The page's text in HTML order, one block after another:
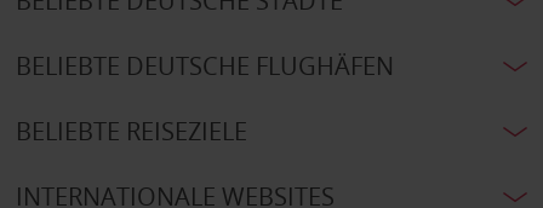
BELIEBTE DEUTSCHE FLUGHÄFEN
BELIEBTE REISEZIELE
INTERNATIONALE WEBSITES